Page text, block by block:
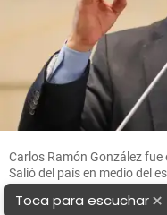
Carlos Ramón González fue
Salió del país en medio del
Toca para escuchar×